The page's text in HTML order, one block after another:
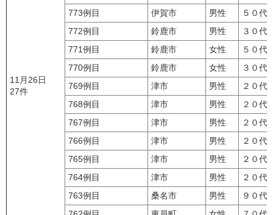
11月26日
27件
773例目
伊賀市 男性
５０代
772例目
鈴鹿市 男性
３０代
771例目
鈴鹿市 女性
５０代
770例目
鈴鹿市 女性
３０代
769例目
津市 男性
２０代
768例目
津市 男性
２０代
767例目
津市 男性
２０代
766例目
津市 男性
２０代
765例目
津市 男性
２０代
764例目
津市 男性
２０代
763例目
桑名市 男性
９０代